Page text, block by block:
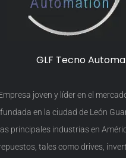
GLF Tecno
joven y líder en el
en la ciudad de León
principales industrias en
tales como drives,